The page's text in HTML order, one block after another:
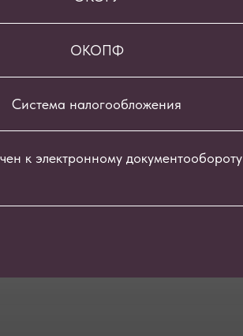
ОКОПФ
Система налогообложения
к электронному документообороту